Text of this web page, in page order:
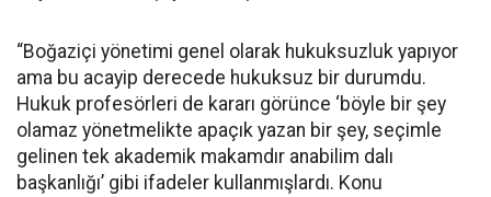
“Boğaziçi yönetimi genel olarak hukuksuzluk yapıyor
ama bu acayip derecede hukuksuz bir durumdu.
Hukuk profesörleri de kararı görünce ‘böyle bir şey
olamaz yönetmelikte apaçık yazan bir şey, seçimle
gelinen tek akademik makamdır anabilim dalı
başkanlığı’ gibi ifadeler kullanmışlardı. Konu